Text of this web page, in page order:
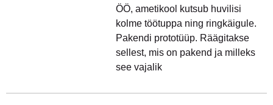
ÖÖ, ametikool kutsub huvilisi
kolme töötuppa ning ringkäigule.
Pakendi prototüüp. Räägitakse
sellest, mis on pakend ja milleks
see vajalik